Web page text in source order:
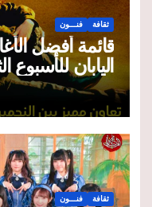
ثقافة فنـــون
قائمة أفضل
اليابان
2025
ثقافة فنـــون